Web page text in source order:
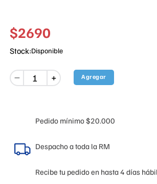
$2690
Stock:Disponible
＋
－ Agregar
Pedido mínimo $20.000
Despacho a toda la RM
Recibe tu pedido en hasta 4 días